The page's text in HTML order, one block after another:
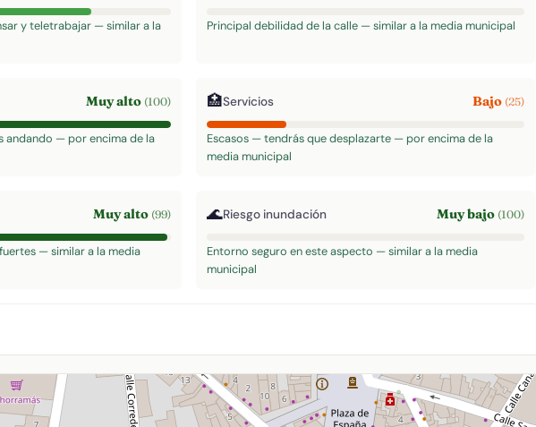
y teletrabajar — similar a la
Principal debilidad de la calle — similar a la media municipal
Muy alto (100)
andando — por encima de la
🏥Servicios Bajo (25)
Escasos — tendrás que desplazarte — por encima de la
media municipal
Muy alto (99)
— similar a la media
🌊Riesgo inundación Muy bajo (100)
Entorno seguro en este aspecto — similar a la media
municipal